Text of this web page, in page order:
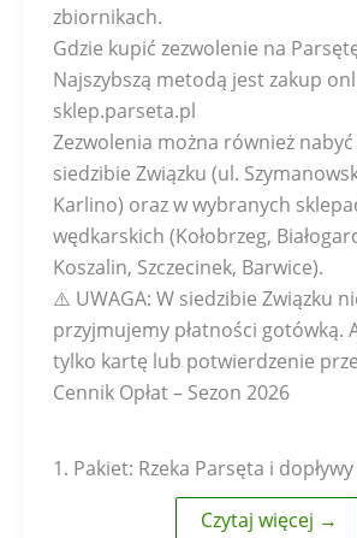
zbiornikach.
Gdzie kupić zezwolenie na
Najszybszą metodą jest zakup
sklep.parseta.pl
Zezwolenia można również
siedzibie Związku (ul.
Karlino) oraz w wybranych
wędkarskich (Kołobrzeg,
Koszalin, Szczecinek, Barwice).
⚠️ UWAGA: W siedzibie Związku
przyjmujemy płatności gotówką.
tylko kartę lub potwierdzenie
Cennik Opłat – Sezon 2026
1. Pakiet: Rzeka Parsęta i
Czytaj więcej →